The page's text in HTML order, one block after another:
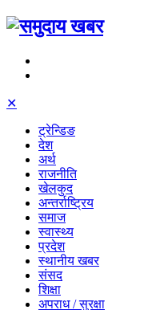
✕
ट्रेन्डिङ
देश
अर्थ
राजनीति
खेलकुद
अन्तर्राष्ट्रिय
समाज
स्वास्थ्य
प्रदेश
स्थानीय खबर
संसद
शिक्षा
अपराध / सुरक्षा